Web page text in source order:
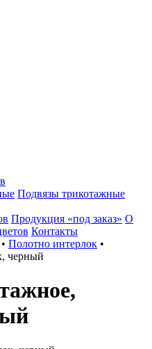
Подвязы трикотажные
Продукция «под заказ» О
Контакты
• Полотно интерлок •
черный